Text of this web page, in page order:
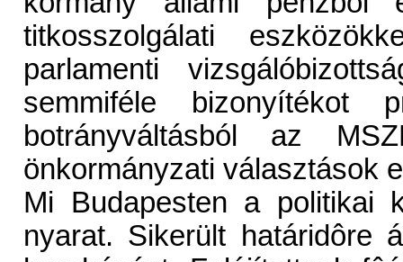
titkosszolgálati
parlamenti
semmiféle bizonyítékot
botrányváltásból az
önkormányzati választások
Mi Budapesten a politikai
nyarat. Sikerült határidôre